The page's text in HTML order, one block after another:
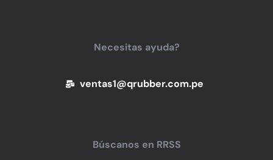
Necesitas ayuda?
ventas1@qrubber.com.pe
Búscanos en RRSS